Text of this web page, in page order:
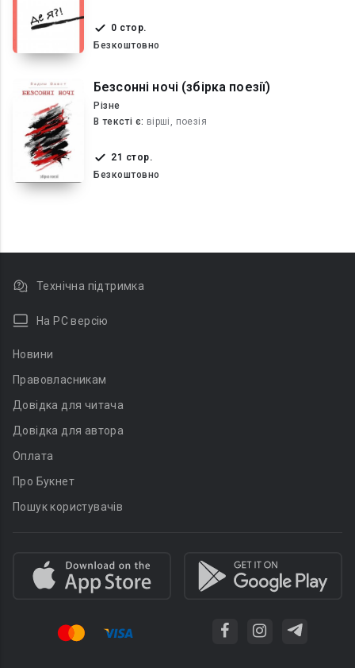
0 стор.
Безкоштовно
Безсонні ночі (збірка поезії)
Різне
В текcті є: вірші, поезія
21 стор.
Безкоштовно
Технічна підтримка
На PC версію
Новини
Правовласникам
Довідка для читача
Довідка для автора
Оплата
Про Букнет
Пошук користувачів